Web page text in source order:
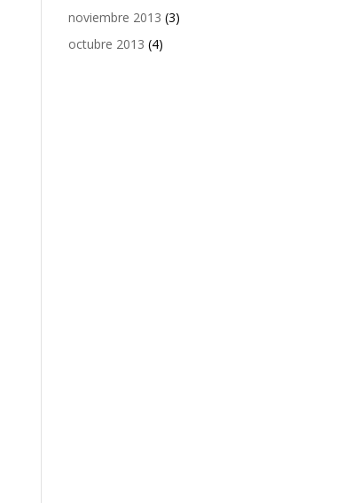
noviembre 2013 (3)
octubre 2013 (4)